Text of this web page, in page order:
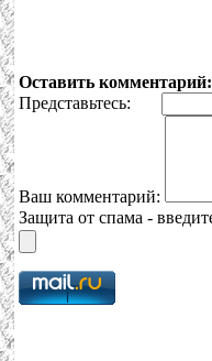
Оставить комментарий:
Представьтесь:
Ваш комментарий:
Защита от спама -